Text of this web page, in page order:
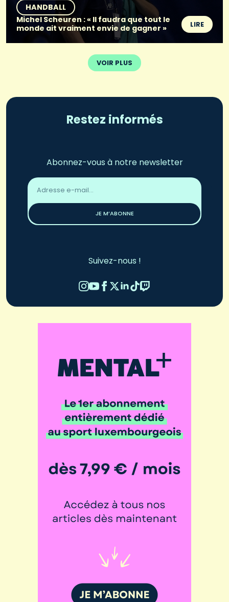
HANDBALL
Michel Scheuren : « Il faudra que tout le
monde ait vraiment envie de gagner »
LIRE
VOIR PLUS
Restez informés
Abonnez-vous à notre newsletter
Adresse
email
JE M’ABONNE
Suivez-nous !